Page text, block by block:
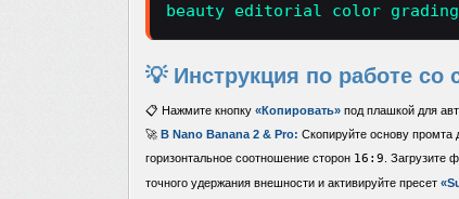
beauty editorial color
💡 Инструкция по работе со
📋 Нажмите кнопку «Копировать» под плашкой для
🚀 В Nano Banana 2 & Pro: Скопируйте основу промта
горизонтальное соотношение сторон 16:9 . Загрузите
точного удержания внешности и активируйте пресет